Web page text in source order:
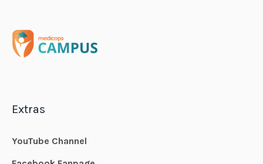
Extras
YouTube Channel